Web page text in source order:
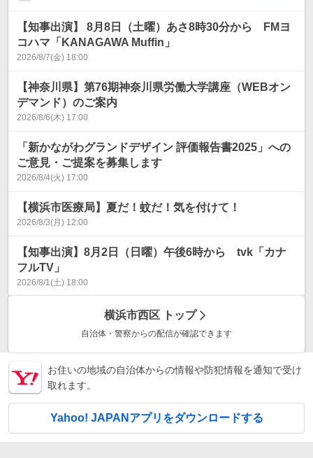
【知事出演】 8月8日（土曜）あさ8時30分から FMヨ
コハマ「KANAGAWA Muffin」
2026/8/7(金) 18:00
【神奈川県】第76期神奈川県労働大学講座（WEBオン
デマンド）のご案内
2026/8/6(木) 17:00
「新かながわグランドデザイン 評価報告書2025」への
ご意見・ご提案を募集します
2026/8/4(火) 17:00
【横浜市医療局】夏だ！蚊だ！気を付けて！
2026/8/3(月) 12:00
【知事出演】8月2日（日曜）午後6時から tvk「カナ
フルTV」
2026/8/1(土) 18:00
横浜市西区 トップ
自治体・警察からの配信が確認できます
お住いの地域の自治体からの情報や防犯情報を通知で受け
取れます。
Yahoo! JAPANアプリをダウンロードする